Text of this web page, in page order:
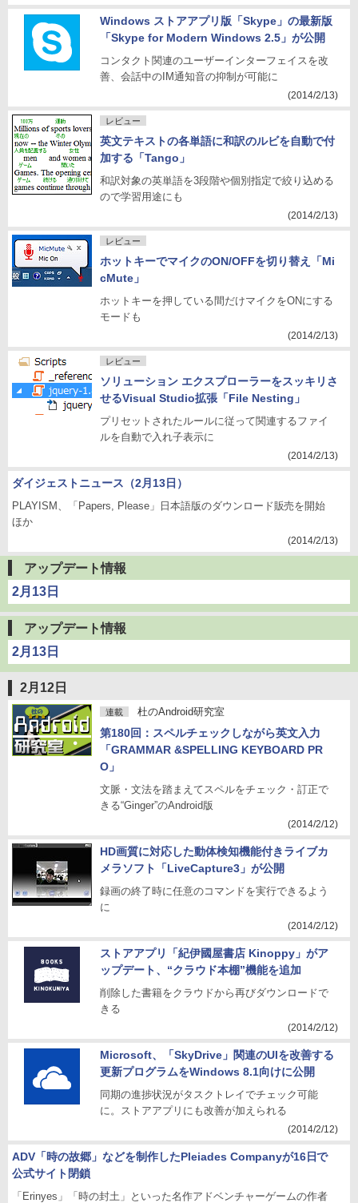
Windows ストアアプリ版「Skype」の最新版
「Skype for Modern Windows 2.5」が公開
コンタクト関連のユーザーインターフェイスを改
善、会話中のIM通知音の抑制が可能に
(2014/2/13)
レビュー
英文テキストの各単語に和訳のルビを自動で付
加する「Tango」
和訳対象の英単語を3段階や個別指定で絞り込める
ので学習用途にも
(2014/2/13)
レビュー
ホットキーでマイクのON/OFFを切り替え「Mi
cMute」
ホットキーを押している間だけマイクをONにする
モードも
(2014/2/13)
レビュー
ソリューション エクスプローラーをスッキリさ
せるVisual Studio拡張「File Nesting」
プリセットされたルールに従って関連するファイ
ルを自動で入れ子表示に
(2014/2/13)
ダイジェストニュース（2月13日）
PLAYISM、「Papers, Please」日本語版のダウンロード販売を開始
ほか
(2014/2/13)
アップデート情報
2月13日
アップデート情報
2月13日
2月12日
連載 杜のAndroid研究室
第180回：スペルチェックしながら英文入力
「GRAMMAR &SPELLING KEYBOARD PR
O」
文脈・文法を踏まえてスペルをチェック・訂正で
きる“Ginger”のAndroid版
(2014/2/12)
HD画質に対応した動体検知機能付きライブカ
メラソフト「LiveCapture3」が公開
録画の終了時に任意のコマンドを実行できるよう
に
(2014/2/12)
ストアアプリ「紀伊國屋書店 Kinoppy」がア
ップデート、“クラウド本棚”機能を追加
削除した書籍をクラウドから再びダウンロードで
きる
(2014/2/12)
Microsoft、「SkyDrive」関連のUIを改善する
更新プログラムをWindows 8.1向けに公開
同期の進捗状況がタスクトレイでチェック可能
に。ストアアプリにも改善が加えられる
(2014/2/12)
ADV「時の故郷」などを制作したPleiades Companyが16日で
公式サイト閉鎖
「Erinyes」「時の封土」といった名作アドベンチャーゲームの作者